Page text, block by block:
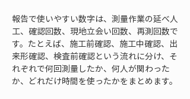
報告で使いやすい数字は、測量作業の延べ人
工、確認回数、現地立会い回数、再測回数で
す。たとえば、施工前確認、施工中確認、出
来形確認、検査前確認という流れに分け、そ
れぞれで何回測量したか、何人が関わった
か、どれだけ時間を使ったかをまとめます。